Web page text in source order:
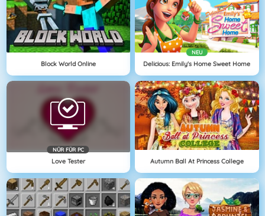
Block World Online
NEU
Delicious: Emily's Home Sweet Home
NÜR FÜR PC
Love Tester Autumn Ball At Princess College